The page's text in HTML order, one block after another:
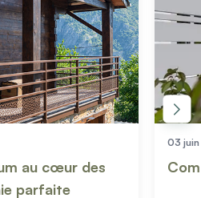
au cœur des
parfaite
03